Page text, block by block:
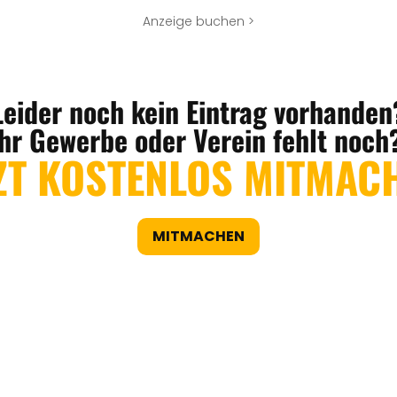
Anzeige buchen >
noch kein Eintrag
Gewerbe oder Verein fehlt
KOSTENLOS
MITMACHEN